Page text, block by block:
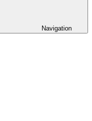
Navigation